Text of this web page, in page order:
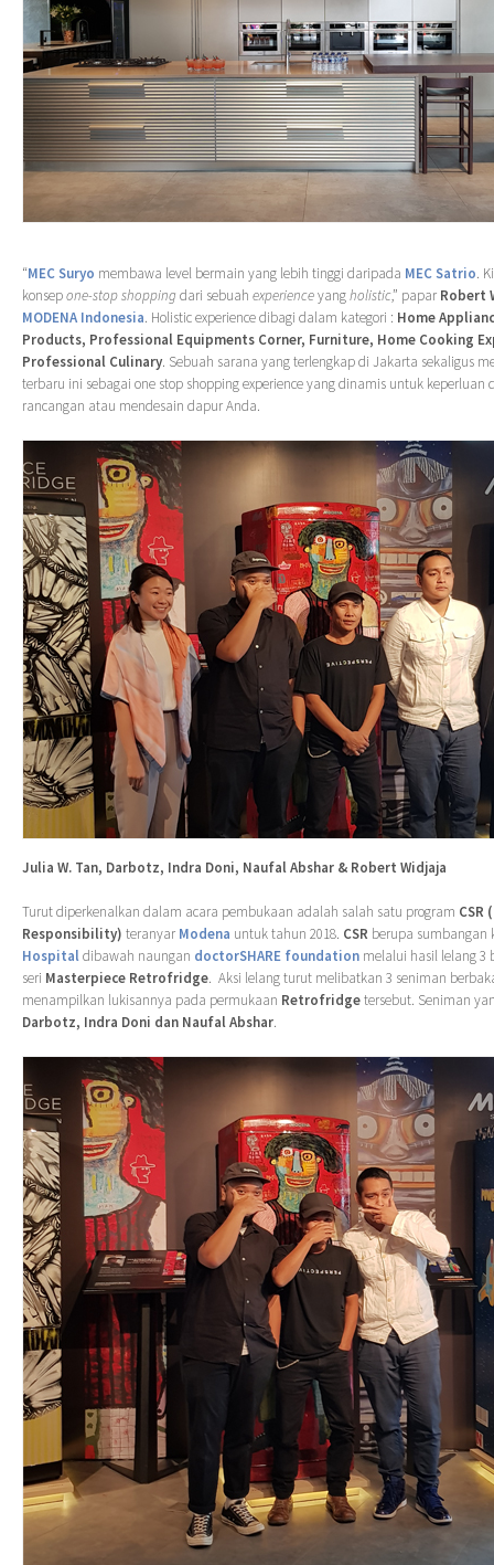
“MEC Suryo membawa level bermain yang lebih tinggi daripada MEC Satrio.
konsepone-stop shoppingdari sebuah experienceyangholistic,” papar Robert
MODENA Indonesia. Holistic experience dibagi dalam kategori : Home
Products, Professional Equipments Corner, Furniture, Home Cooking
Professional Culinary. Sebuah sarana yang terlengkap di Jakarta sekaligus
terbaru ini sebagai one stop shopping experience yang dinamis untuk keperluan
rancangan atau mendesain dapur Anda.
Julia W. Tan, Darbotz, Indra Doni, Naufal Abshar & Robert Widjaja
Turut diperkenalkan dalam acara pembukaan adalah salah satu program CSR
Responsibility) teranyar Modena untuk tahun 2018. CSR berupa sumbangan
Hospitaldibawah naungan doctorSHARE foundation melalui hasil lelang 3
seri Masterpiece Retrofridge. Aksi lelang turut melibatkan 3 seniman
menampilkan lukisannya pada permukaan Retrofridgetersebut. Seniman
Darbotz, Indra Doni dan Naufal Abshar.